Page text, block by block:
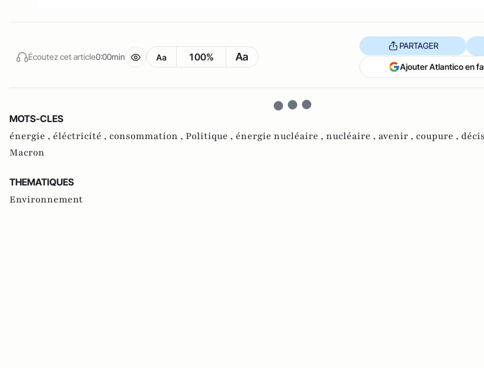
Écoutez cet article0:00min Aa 100% Aa
PARTAGER
Ajouter Atlantico en
MOTS-CLES
énergie , éléctricité , consommation , Politique , énergie nucléaire , nucléaire , avenir , coupure ,
Macron
THEMATIQUES
Environnement